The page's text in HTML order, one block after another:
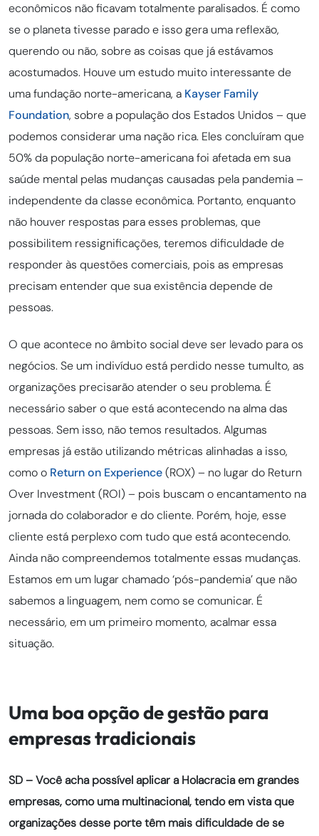
econômicos não ficavam totalmente paralisados. É como
se o planeta tivesse parado e isso gera uma reflexão,
querendo ou não, sobre as coisas que já estávamos
acostumados. Houve um estudo muito interessante de
uma fundação norte-americana, a Kayser Family
Foundation, sobre a população dos Estados Unidos – que
podemos considerar uma nação rica. Eles concluíram que
50% da população norte-americana foi afetada em sua
saúde mental pelas mudanças causadas pela pandemia –
independente da classe econômica. Portanto, enquanto
não houver respostas para esses problemas, que
possibilitem ressignificações, teremos dificuldade de
responder às questões comerciais, pois as empresas
precisam entender que sua existência depende de
pessoas.
O que acontece no âmbito social deve ser levado para os
negócios. Se um indivíduo está perdido nesse tumulto, as
organizações precisarão atender o seu problema. É
necessário saber o que está acontecendo na alma das
pessoas. Sem isso, não temos resultados. Algumas
empresas já estão utilizando métricas alinhadas a isso,
como o Return on Experience(ROX) – no lugar do Return
Over Investment (ROI) – pois buscam o encantamento na
jornada do colaborador e do cliente. Porém, hoje, esse
cliente está perplexo com tudo que está acontecendo.
Ainda não compreendemos totalmente essas mudanças.
Estamos em um lugar chamado ‘pós-pandemia’ que não
sabemos a linguagem, nem como se comunicar. É
necessário, em um primeiro momento, acalmar essa
situação.
Uma boa opção de gestão para
empresas tradicionais
SD – Você acha possível aplicar a Holacracia em grandes
empresas, como uma multinacional, tendo em vista que
organizações desse porte têm mais dificuldade de se